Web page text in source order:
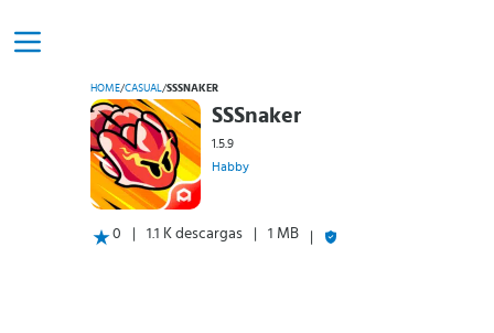
HOME/CASUAL/SSSNAKER
SSSnaker
1.5.9
Habby
0 1.1 K descargas 1 MB